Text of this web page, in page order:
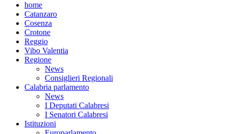
home
Catanzaro
Cosenza
Crotone
Reggio
Vibo Valentia
Regione
News
Consiglieri Regionali
Calabria parlamento
News
I Deputati Calabresi
I Senatori Calabresi
Istituzioni